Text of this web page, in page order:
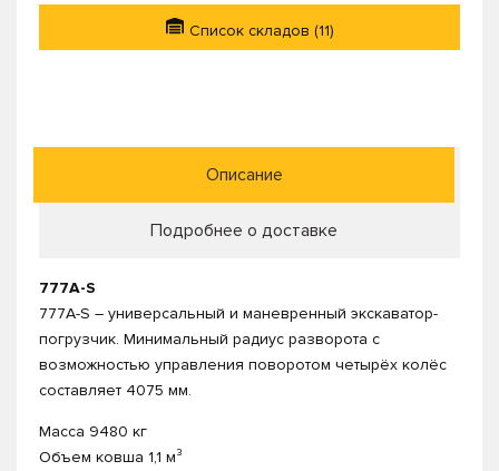
Список складов (11)
Описание
Подробнее о доставке
777A-S
777A-S – универсальный и маневренный экскаватор-
погрузчик. Минимальный радиус разворота с
возможностью управления поворотом четырёх колёс
составляет 4075 мм.
Масса 9480 кг
Объем ковша 1,1 м³